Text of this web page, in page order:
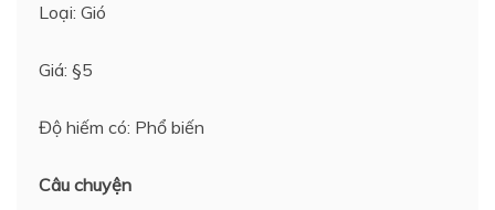
Loại: Gió
Giá: §5
Độ hiếm có: Phổ biến
Câu chuyện